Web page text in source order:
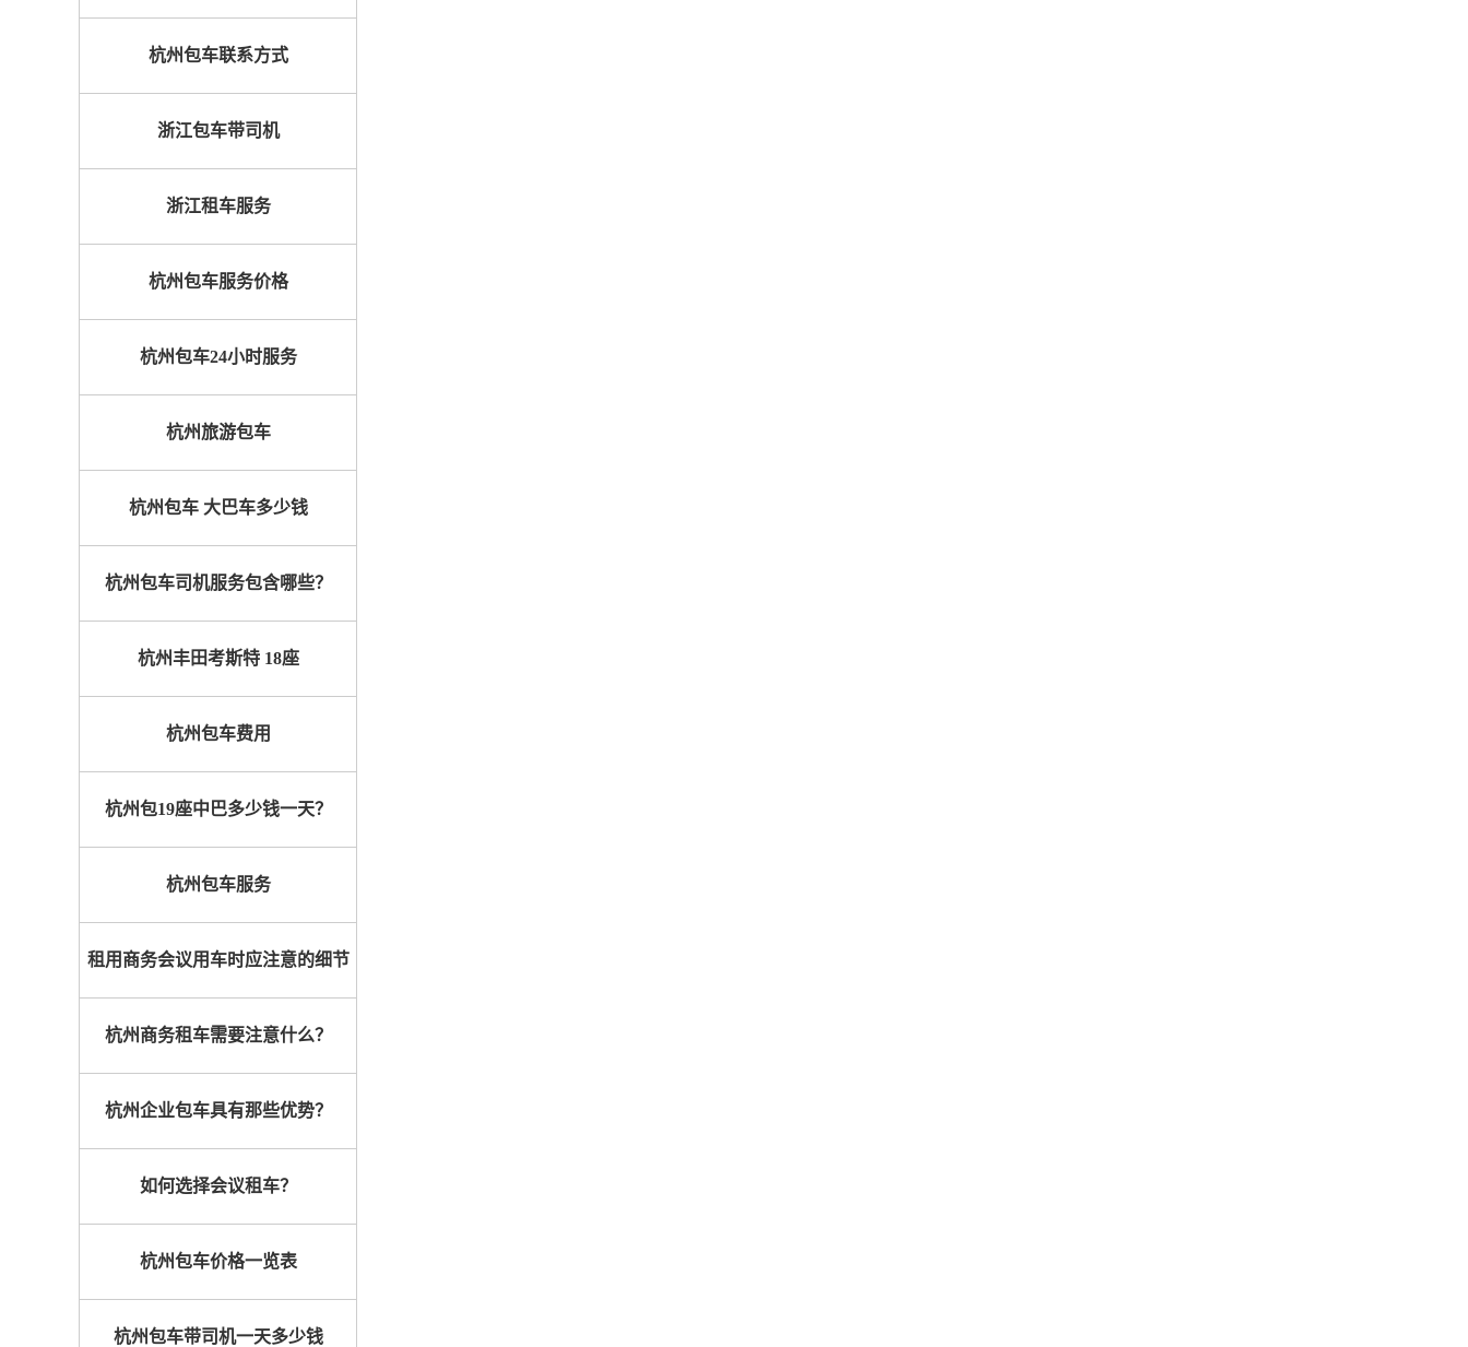
杭州包车联系方式
浙江包车带司机
浙江租车服务
杭州包车服务价格
杭州包车24小时服务
杭州旅游包车
杭州包车 大巴车多少钱
杭州包车司机服务包含哪些？
杭州丰田考斯特 18座
杭州包车费用
杭州包19座中巴多少钱一天？
杭州包车服务
租用商务会议用车时应注意的细节
杭州商务租车需要注意什么？
杭州企业包车具有那些优势？
如何选择会议租车？
杭州包车价格一览表
杭州包车带司机一天多少钱